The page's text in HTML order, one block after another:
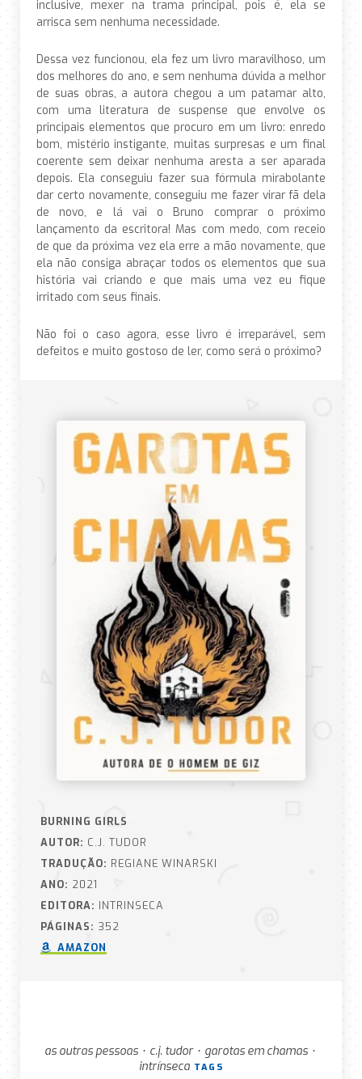
inclusive, mexer na trama principal, pois é, ela se
arrisca sem nenhuma necessidade.
Dessa vez funcionou, ela fez um livro maravilhoso, um
dos melhores do ano, e sem nenhuma dúvida a melhor
de suas obras, a autora chegou a um patamar alto,
com uma literatura de suspense que envolve os
principais elementos que procuro em um livro: enredo
bom, mistério instigante, muitas surpresas e um final
coerente sem deixar nenhuma aresta a ser aparada
depois. Ela conseguiu fazer sua fórmula mirabolante
dar certo novamente, conseguiu me fazer virar fã dela
de novo, e lá vai o Bruno comprar o próximo
lançamento da escritora! Mas com medo, com receio
de que da próxima vez ela erre a mão novamente, que
ela não consiga abraçar todos os elementos que sua
história vai criando e que mais uma vez eu fique
irritado com seus finais.
Não foi o caso agora, esse livro é irreparável, sem
defeitos e muito gostoso de ler, como será o próximo?
BURNING GIRLS
AUTOR: C.J. TUDOR
TRADUÇÃO: REGIANE WINARSKI
ANO: 2021
EDITORA: INTRINSECA
PÁGINAS: 352
AMAZON
as outras pessoas • c.j. tudor • garotas em chamas •
intrínseca TAGS